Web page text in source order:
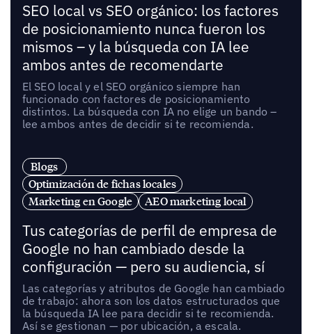
SEO local vs SEO orgánico: los factores
de posicionamiento nunca fueron los
mismos – y la búsqueda con IA lee
ambos antes de recomendarte
El SEO local y el SEO orgánico siempre han
funcionado con factores de posicionamiento
distintos. La búsqueda con IA no elige un bando –
lee ambos antes de decidir si te recomienda.
Blogs
Optimización de fichas locales
Marketing en Google
AEO marketing local
Tus categorías de perfil de empresa de
Google no han cambiado desde la
configuración — pero su audiencia, sí
Las categorías y atributos de Google han cambiado
de trabajo: ahora son los datos estructurados que
la búsqueda IA lee para decidir si te recomienda.
Así se gestionan — por ubicación, a escala.